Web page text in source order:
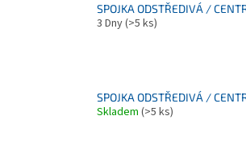
SPOJKA ODSTŘEDIVÁ /
3 Dny(>5 ks)
SPOJKA ODSTŘEDIVÁ /
Skladem (>5 ks)